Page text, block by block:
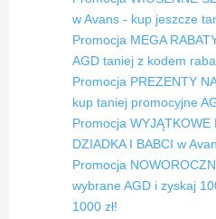
w Avans - kup jeszcze
Promocja MEGA
AGD taniej z kodem
Promocja PREZENTY
kup taniej promocyjne
Promocja WYJĄTKOWE
DZIADKA I BABCI w
Promocja
wybrane AGD i zyskaj
1000 zł!